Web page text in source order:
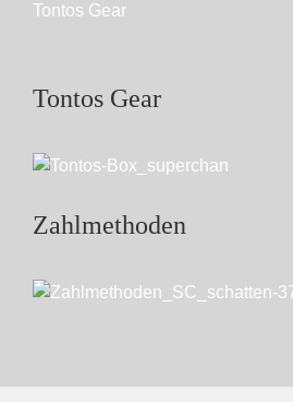
Tontos Gear
Tontos Gear
Zahlmethoden